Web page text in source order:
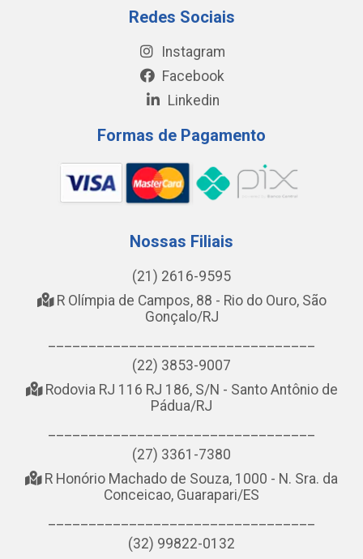
Redes Sociais
Instagram
Facebook
Linkedin
Formas de Pagamento
Nossas Filiais
(21) 2616-9595
R Olímpia de Campos, 88 - Rio do Ouro, São
Gonçalo/RJ
(22) 3853-9007
Rodovia RJ 116 RJ 186, S/N - Santo Antônio de
Pádua/RJ
(27) 3361-7380
R Honório Machado de Souza, 1000 - N. Sra. da
Conceicao, Guarapari/ES
(32) 99822-0132